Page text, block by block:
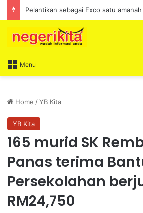
Menu
Home /YB Kita
YB Kita
165 murid SK
Panas terima
Persekolahan
RM24,750